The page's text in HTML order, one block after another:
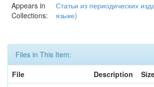
Appears in
Collections:
Статьи из периодических
языке)
Files in This Item:
File
Description